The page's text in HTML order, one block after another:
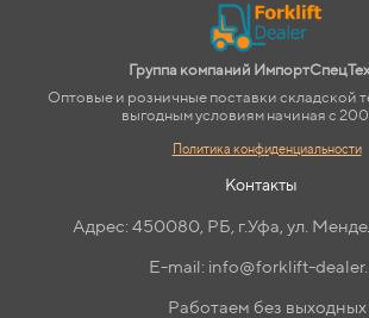
Группа компаний
Оптовые и розничные поставки складской
выгодным условиям начиная с
Политика конфиденциальности
Контакты
Адрес: 450080, РБ, г.Уфа, ул.
E-mail: info@forklift-
Работаем без выходных